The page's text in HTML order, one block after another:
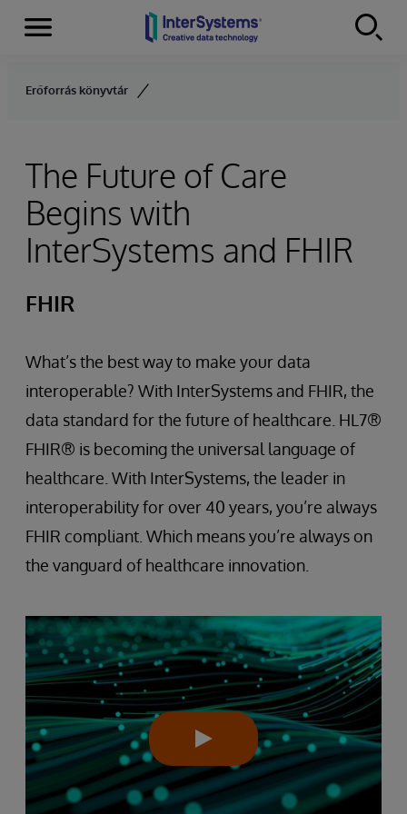
Skip to content
Menu
Erőforrás könyvtár
The Future of Care
Begins with
InterSystems and FHIR
FHIR
What’s the best way to make your data
interoperable? With InterSystems and FHIR, the
data standard for the future of healthcare. HL7®
FHIR® is becoming the universal language of
healthcare. With InterSystems, the leader in
interoperability for over 40 years, you’re always
FHIR compliant. Which means you’re always on
the vanguard of healthcare innovation.